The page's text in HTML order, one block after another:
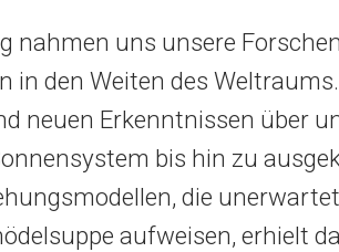
nahmen uns unsere
in den Weiten des
neuen Erkenntnissen über
bis hin zu
die
aufweisen, erhielt